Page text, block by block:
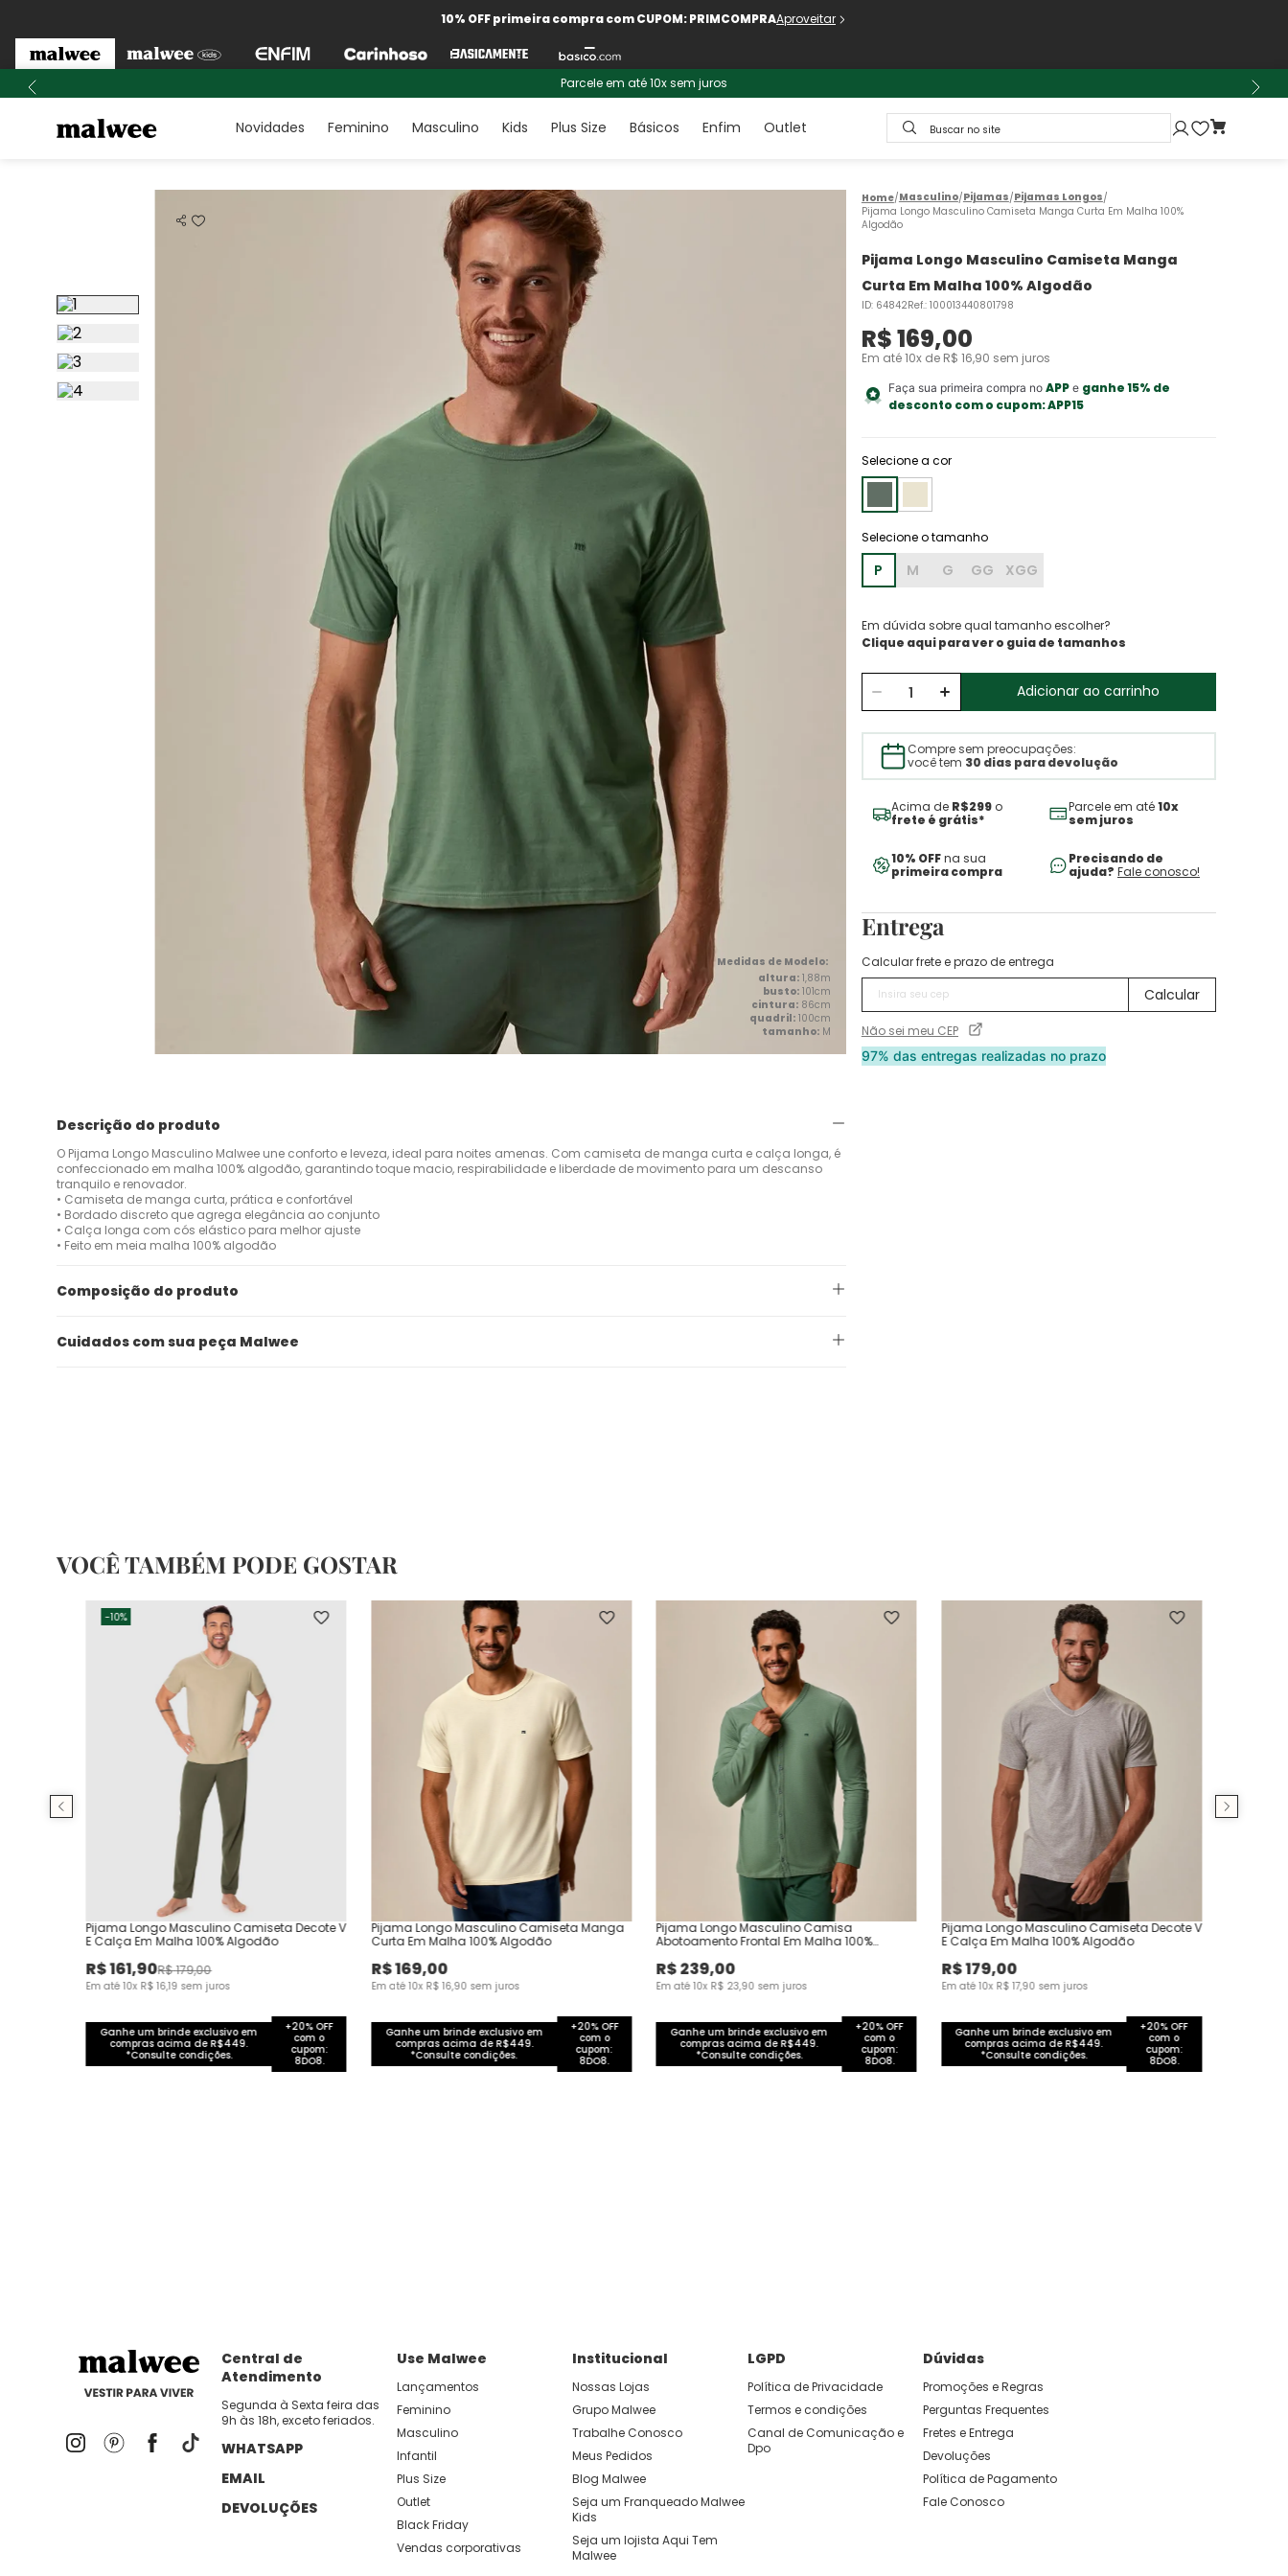
10% OFF primeira compra com CUPOM: PRIMCOMPRAAproveitar
Parcele em até 10x sem juros
Novidades Feminino Masculino Kids Plus Size Básicos Enfim Outlet Buscar no site
altura: 1,88m
busto: 101cm
cintura: 86cm
quadril: 100cm
tamanho: M
Descrição do produto
O Pijama Longo Masculino Malwee une conforto e leveza, ideal para noites amenas. Com camiseta de manga curta e calça longa, é
confeccionado em malha 100% algodão, garantindo toque macio, respirabilidade e liberdade de movimento para um descanso
tranquilo e renovador.
• Camiseta de manga curta, prática e confortável
• Bordado discreto que agrega elegância ao conjunto
• Calça longa com cós elástico para melhor ajuste
• Feito em meia malha 100% algodão
Composição do produto
Cuidados com sua peça Malwee
Masculino Pijamas Pijamas Longos
Pijama Longo Masculino Camiseta Manga Curta Em Malha 100%
Algodão
Pijama Longo Masculino Camiseta Manga
Curta Em Malha 100% Algodão
ID: 64842Ref.: 100013440801798
R$169,00
Em até10x de R$ 16,90 sem juros
Faça sua primeira compra no APPe ganhe 15% de
desconto com o cupom:APP15
Selecione a cor
P M G GG XGG
Em dúvida sobre qual tamanho escolher?
Clique aqui para ver o guia de tamanhos
Adicionar ao carrinho
Compre sem preocupações:
você tem 30 dias para devolução
Acima de R$299o
frete é grátis*
Parcele em até10x
sem juros
10% OFFna sua
primeira compra
Precisando de
ajuda? Fale conosco!
Entrega
Calcular frete e prazo de entrega
Não sei meu CEP
97% das entregas realizadas no prazo
VOCÊ TAMBÉM PODE GOSTAR
-10%
Pijama Longo Masculino Camiseta Decote V
E Calça Em Malha 100% Algodão
R$161,90R$179,00
Em até10x R$ 16,19 sem juros
Ganhe um brinde exclusivo em
compras acima de R$449.
*Consulte condições.
+20% OFF
com o
cupom:
8DO8.
Pijama Longo Masculino Camiseta Manga
Curta Em Malha 100% Algodão
R$169,00
Em até10x R$ 16,90 sem juros
Ganhe um brinde exclusivo em
compras acima de R$449.
*Consulte condições.
+20% OFF
com o
cupom:
8DO8.
Pijama Longo Masculino Camisa
Abotoamento Frontal Em Malha 100%
R$239,00
Em até10x R$ 23,90 sem juros
Ganhe um brinde exclusivo em
compras acima de R$449.
*Consulte condições.
+20% OFF
com o
cupom:
8DO8.
Pijama Longo Masculino Camiseta Decote V
E Calça Em Malha 100% Algodão
R$179,00
Em até10x R$ 17,90 sem juros
Ganhe um brinde exclusivo em
compras acima de R$449.
*Consulte condições.
+20% OFF
com o
cupom:
8DO8.
Central de
Atendimento
Segunda à Sexta feira das
9h às 18h, exceto feriados.
WHATSAPP
EMAIL
DEVOLUÇÕES
Use Malwee
Lançamentos
Feminino
Masculino
Infantil
Plus Size
Outlet
Black Friday
Vendas corporativas
Institucional
Nossas Lojas
Grupo Malwee
Trabalhe Conosco
Meus Pedidos
Blog Malwee
Seja um Franqueado Malwee
Kids
Seja um lojista Aqui Tem
Malwee
LGPD
Política de Privacidade
Termos e condições
Canal de Comunicação e
Dpo
Dúvidas
Promoções e Regras
Perguntas Frequentes
Fretes e Entrega
Devoluções
Política de Pagamento
Fale Conosco